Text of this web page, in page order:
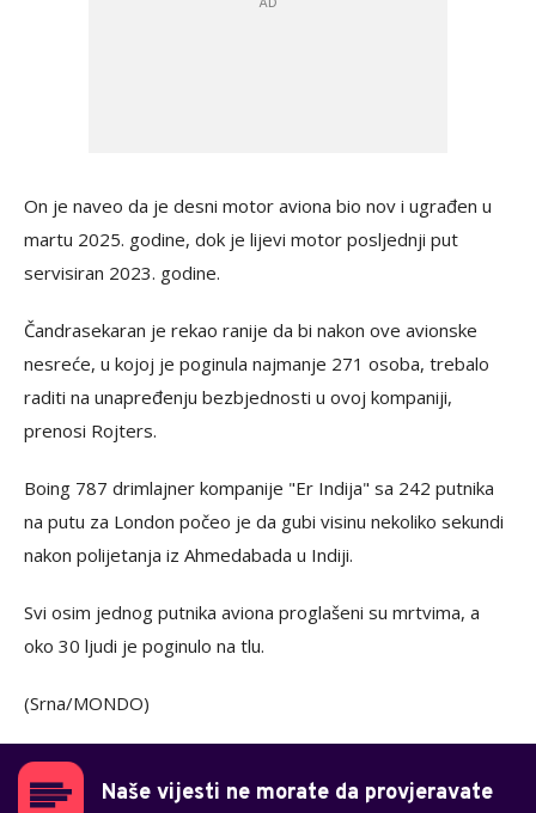
On je naveo da je desni motor aviona bio nov i ugrađen u
martu 2025. godine, dok je lijevi motor posljednji put
servisiran 2023. godine.
Čandrasekaran je rekao ranije da bi nakon ove avionske
nesreće, u kojoj je poginula najmanje 271 osoba, trebalo
raditi na unapređenju bezbjednosti u ovoj kompaniji,
prenosi Rojters.
Boing 787 drimlajner kompanije "Er Indija" sa 242 putnika
na putu za London počeo je da gubi visinu nekoliko sekundi
nakon polijetanja iz Ahmedabada u Indiji.
Svi osim jednog putnika aviona proglašeni su mrtvima, a
oko 30 ljudi je poginulo na tlu.
(Srna/MONDO)
Naše vijesti ne morate da provjeravate